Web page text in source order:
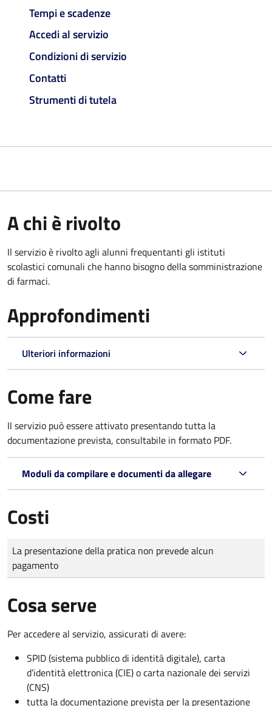
Tempi e scadenze
Accedi al servizio
Condizioni di servizio
Contatti
Strumenti di tutela
A chi è rivolto
Il servizio è rivolto agli alunni frequentanti gli istituti
scolastici comunali che hanno bisogno della somministrazione
di farmaci.
Approfondimenti
Ulteriori informazioni
Come fare
Il servizio può essere attivato presentando tutta la
documentazione prevista, consultabile in formato PDF.
Moduli da compilare e documenti da allegare
Costi
Tipo di pagamento
Importo
La presentazione della pratica non prevede alcun
pagamento
Cosa serve
Per accedere al servizio, assicurati di avere:
SPID (sistema pubblico di identità digitale), carta
d’identità elettronica (CIE) o carta nazionale dei servizi
(CNS)
tutta la documentazione prevista per la presentazione